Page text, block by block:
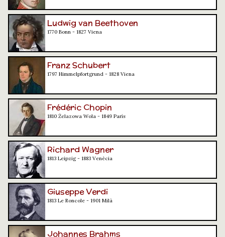
Ludwig van Beethoven
1770 Bonn - 1827 Viena
Franz Schubert
1797 Himmelpfortgrund - 1828 Viena
Frédéric Chopin
1810 Żelazowa Wola - 1849 París
Richard Wagner
1813 Leipzig - 1883 Venècia
Giuseppe Verdi
1813 Le Roncole - 1901 Milà
Johannes Brahms